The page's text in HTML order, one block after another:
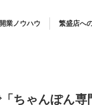
開業ノウハウ 繁盛店へ
ちゃんぽん